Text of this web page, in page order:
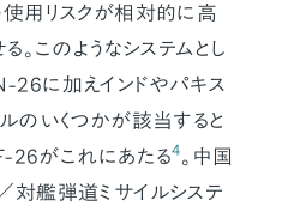
用リスクが相対的に高
。このようなシステムとし
に加えインドやパキス
のいくつかが該当すると
26がこれにあたる4。中国
対艦弾道ミサイルシステ